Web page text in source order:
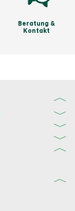
Beratung &
Kontakt